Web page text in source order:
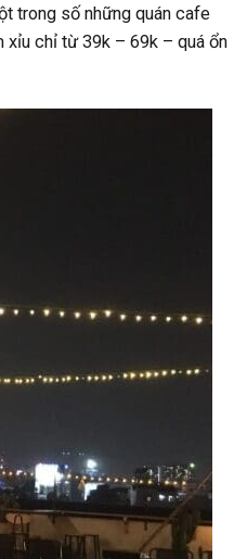
trong số những quán cafe
chỉ từ 39k – 69k – quá ổn